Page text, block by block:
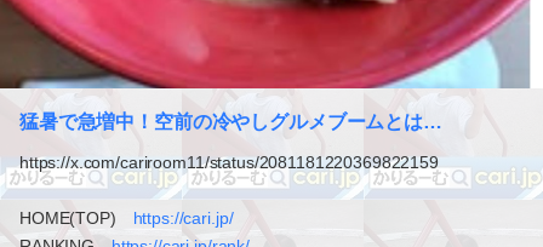
猛暑で急増中！空前の冷やしグルメブームとは…
https://x.com/cariroom11/status/2081181220369822159
HOME(TOP) https://cari.jp/